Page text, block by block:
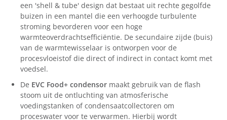
een 'shell & tube' design dat bestaat uit rechte gegolfde
buizen in een mantel die een verhoogde turbulente
stroming bevorderen voor een hoge
warmteoverdrachtsefficiëntie. De secundaire zijde (buis)
van de warmtewisselaar is ontworpen voor de
procesvloeistof die direct of indirect in contact komt met
voedsel.
De EVC Food+ condensor maakt gebruik van de flash
stoom uit de ontluchting van atmosferische
voedingstanken of condensaatcollectoren om
proceswater voor te verwarmen. Hierbij wordt